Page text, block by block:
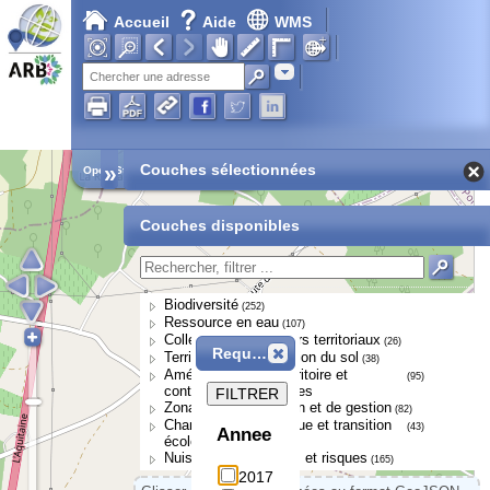
Accueil Aide WMS
Adresse
Open Street Map
» Couches sélectionnées
Couches disponibles
Biodiversité (252)
Ressource en eau (107)
Collectivités et acteurs territoriaux (26)
Territoires et occupation du sol (38)
Aménagement du territoire et
continuités écologiques
(95)
Zonages de protection et de gestion (82)
Changement climatique et transition
écologique
(43)
Nuisances, pressions et risques (165)
Requête
Annee
2017
FILTRER